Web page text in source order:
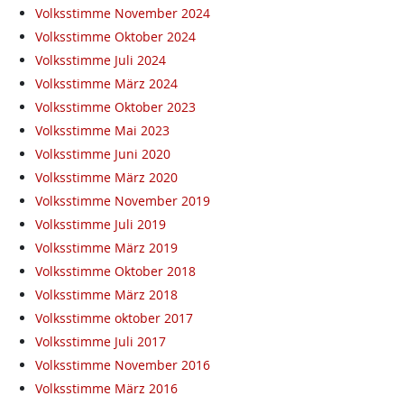
Volksstimme November 2024
Volksstimme Oktober 2024
Volksstimme Juli 2024
Volksstimme März 2024
Volksstimme Oktober 2023
Volksstimme Mai 2023
Volksstimme Juni 2020
Volksstimme März 2020
Volksstimme November 2019
Volksstimme Juli 2019
Volksstimme März 2019
Volksstimme Oktober 2018
Volksstimme März 2018
Volksstimme oktober 2017
Volksstimme Juli 2017
Volksstimme November 2016
Volksstimme März 2016